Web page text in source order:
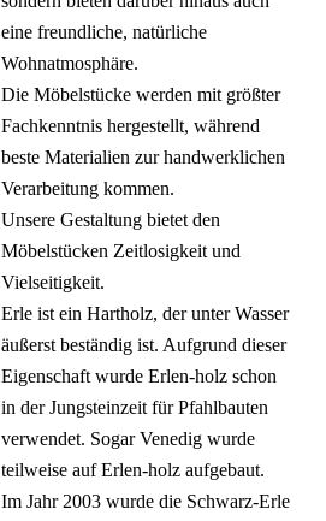
eine freundliche, natürliche
Wohnatmosphäre.
Die Möbelstücke werden mit größter
Fachkenntnis hergestellt, während
beste Materialien zur handwerklichen
Verarbeitung kommen.
Unsere Gestaltung bietet den
Möbelstücken Zeitlosigkeit und
Vielseitigkeit.
Erle ist ein Hartholz, der unter Wasser
äußerst beständig ist. Aufgrund dieser
Eigenschaft wurde Erlen-holz schon
in der Jungsteinzeit für Pfahlbauten
verwendet. Sogar Venedig wurde
teilweise auf Erlen-holz aufgebaut.
Im Jahr 2003 wurde die Schwarz-Erle